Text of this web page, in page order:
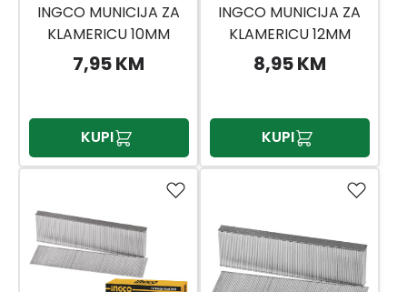
INGCO MUNICIJA ZA
KLAMERICU 10MM
AST18102 INGCO
7,95 KM
KUPI
INGCO MUNICIJA ZA
KLAMERICU 12MM
AST18122 INGCO
8,95 KM
KUPI